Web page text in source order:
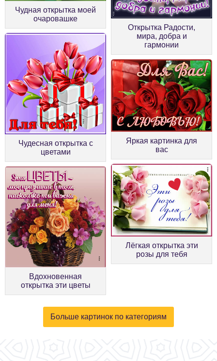
Чудная открытка моей
очаровашке
Открытка Радости,
мира, добра и
гармонии
Чудесная открытка с
цветами
Яркая картинка для
вас
Вдохновенная
открытка эти цветы
Лёгкая открытка эти
розы для тебя
Больше картинок по категориям